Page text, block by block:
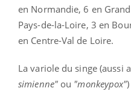
en Normandie, 6 en
Pays-de-la-Loire, 3 en
en Centre-Val de Loire.
La variole du singe (aussi
simienne"ou "monkeypox"